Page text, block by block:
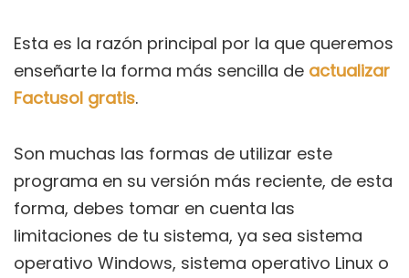
Esta es la razón principal por la que queremos
enseñarte la forma más sencilla de actualizar
Factusol gratis.
Son muchas las formas de utilizar este
programa en su versión más reciente, de esta
forma, debes tomar en cuenta las
limitaciones de tu sistema, ya sea sistema
operativo Windows, sistema operativo Linux o